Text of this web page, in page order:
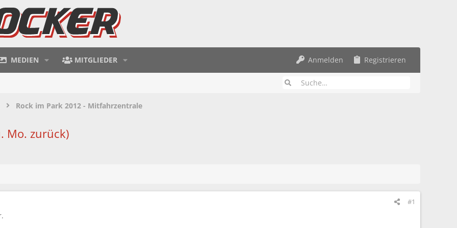
MEDIEN MITGLIEDER Anmelden Registrieren
Rock im Park 2012 - Mitfahrzentrale
Mo. zurück)
#1